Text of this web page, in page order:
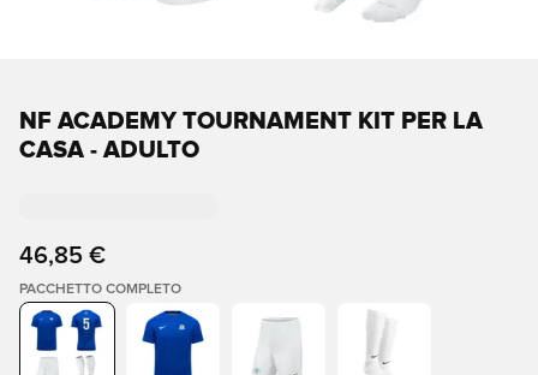
NF ACADEMY TOURNAMENT KIT PER LA
CASA - ADULTO
46,85 €
PACCHETTO COMPLETO